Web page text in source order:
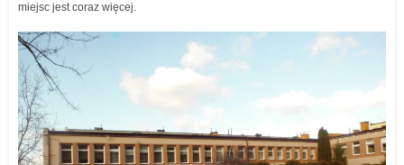
miejsc jest coraz więcej.